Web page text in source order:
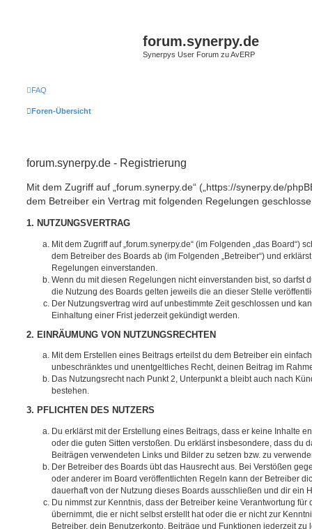
forum.synerpy.de
Synerpys User Forum zu AvERP
FAQ
Foren-Übersicht
forum.synerpy.de - Registrierung
Mit dem Zugriff auf „forum.synerpy.de“ („https://synerpy.de/
dem Betreiber ein Vertrag mit folgenden Regelungen
1. NUTZUNGSVERTRAG
Mit dem Zugriff auf „forum.synerpy.de“ (im Folgenden „das Board“)
dem Betreiber des Boards ab (im Folgenden „Betreiber“) und
Regelungen einverstanden.
Wenn du mit diesen Regelungen nicht einverstanden bist, so darfst
die Nutzung des Boards gelten jeweils die an dieser Stelle
Der Nutzungsvertrag wird auf unbestimmte Zeit geschlossen und
Einhaltung einer Frist jederzeit gekündigt werden.
2. EINRÄUMUNG VON NUTZUNGSRECHTEN
Mit dem Erstellen eines Beitrags erteilst du dem Betreiber ein
unbeschränktes und unentgeltliches Recht, deinen Beitrag im
Das Nutzungsrecht nach Punkt 2, Unterpunkt a bleibt auch nach
bestehen.
3. PFLICHTEN DES NUTZERS
Du erklärst mit der Erstellung eines Beitrags, dass er keine Inhalte
oder die guten Sitten verstoßen. Du erklärst insbesondere, dass du
Beiträgen verwendeten Links und Bilder zu setzen bzw. zu
Der Betreiber des Boards übt das Hausrecht aus. Bei Verstößen
oder anderer im Board veröffentlichten Regeln kann der Betreiber
dauerhaft von der Nutzung dieses Boards ausschließen und dir ein
Du nimmst zur Kenntnis, dass der Betreiber keine Verantwortung für
übernimmt, die er nicht selbst erstellt hat oder die er nicht zur
Betreiber, dein Benutzerkonto, Beiträge und Funktionen jederzeit zu